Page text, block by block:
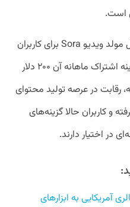
است.
شرکت اوپن‌ای‌آی نیز به تازگی از مدل مولد ویدیو Sora برای کاربران
ChatGPT Pro رونمایی کرد، که هزینه اشتراک ماهانه آن ۲۰۰ دلار
رقابت در عرصه تولید محتوای
کاربران حالا گزینه‌های
در اختیار دارند.
آمریکایی به ابزارهای